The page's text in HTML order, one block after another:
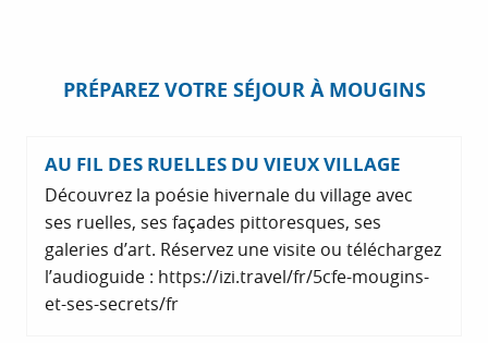
PRÉPAREZ VOTRE SÉJOUR À MOUGINS
AU FIL DES RUELLES DU VIEUX VILLAGE
Découvrez la poésie hivernale du village avec
ses ruelles, ses façades pittoresques, ses
galeries d’art. Réservez une visite ou téléchargez
l’audioguide : https://izi.travel/fr/5cfe-mougins-
et-ses-secrets/fr